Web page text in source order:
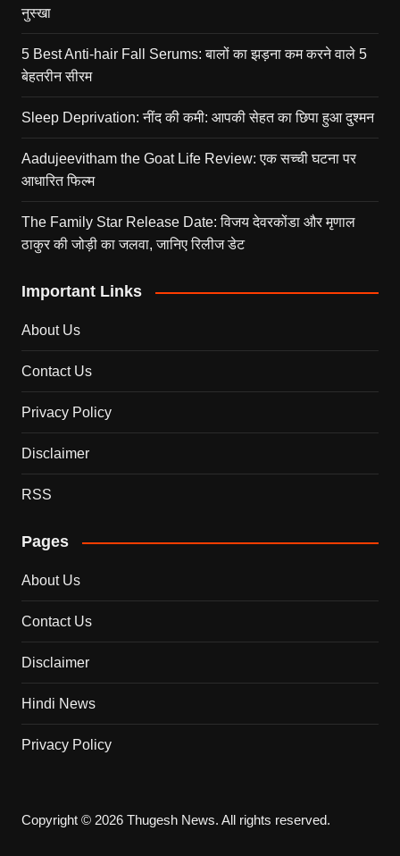
नुस्खा
5 Best Anti-hair Fall Serums: बालों का झड़ना कम करने वाले 5
बेहतरीन सीरम
Sleep Deprivation: नींद की कमी: आपकी सेहत का छिपा हुआ दुश्मन
Aadujeevitham the Goat Life Review: एक सच्ची घटना पर
आधारित फिल्म
The Family Star Release Date: विजय देवरकोंडा और मृणाल
ठाकुर की जोड़ी का जलवा, जानिए रिलीज डेट
Important Links
About Us
Contact Us
Privacy Policy
Disclaimer
RSS
Pages
About Us
Contact Us
Disclaimer
Hindi News
Privacy Policy
Copyright © 2026 Thugesh News. All rights reserved.